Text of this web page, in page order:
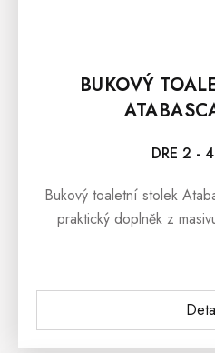
BUKOVÝ
DRE 2 -
Bukový toaletní stolek
praktický doplněk z